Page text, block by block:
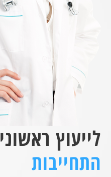
לייעוץ ראשוני
התחייבות